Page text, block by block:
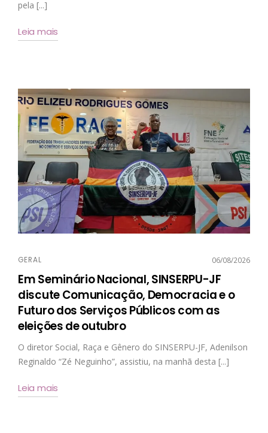
pela [...]
Leia mais
GERAL 06/08/2026
Em Seminário Nacional, SINSERPU-JF
discute Comunicação, Democracia e o
Futuro dos Serviços Públicos com as
eleições de outubro
O diretor Social, Raça e Gênero do SINSERPU-JF, Adenilson
Reginaldo “Zé Neguinho”, assistiu, na manhã desta [...]
Leia mais